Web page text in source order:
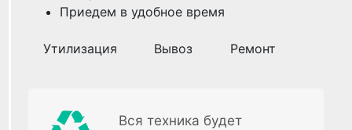
Приедем в удобное время
Утилизация Вывоз Ремонт
Вся техника будет